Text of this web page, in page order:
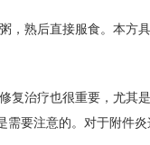
，熟后直接服食。本方
复治疗也很重要，尤其
要注意的。对于附件